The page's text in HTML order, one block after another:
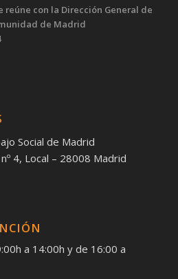
reúne con la Dirección General de
de Madrid
Social de Madrid
4, Local – 28008 Madrid
a 14:00h y de 16:00 a